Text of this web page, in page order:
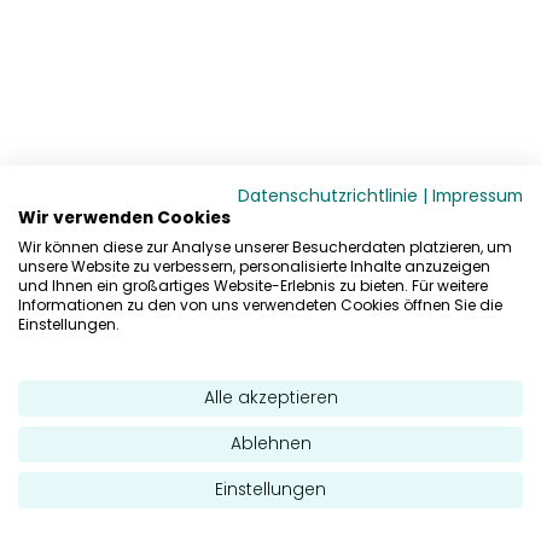
Datenschutzrichtlinie | Impressum
Wir verwenden Cookies
Wir können diese zur Analyse unserer Besucherdaten platzieren, um
unsere Website zu verbessern, personalisierte Inhalte anzuzeigen
und Ihnen ein großartiges Website-Erlebnis zu bieten. Für weitere
Informationen zu den von uns verwendeten Cookies öffnen Sie die
Einstellungen.
Alle akzeptieren
Ablehnen
Einstellungen